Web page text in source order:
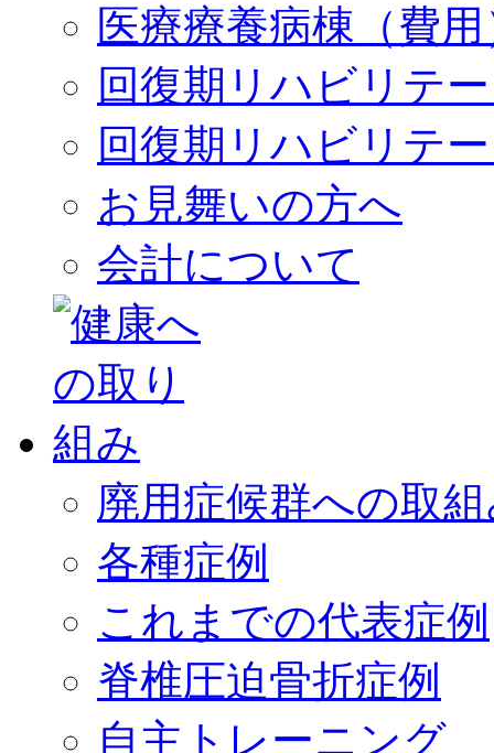
医療療養病棟（費
回復期リハビリテ
回復期リハビリテ
お見舞いの方へ
会計について
廃用症候群への取
各種症例
これまでの代表症例
脊椎圧迫骨折症例
自主トレーニング